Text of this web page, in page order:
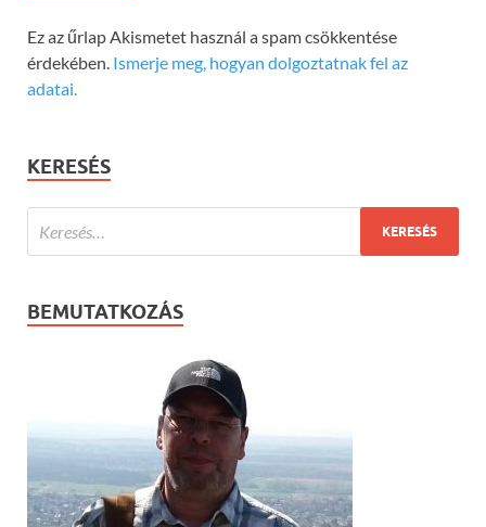
Ez az űrlap Akismetet használ a spam csökkentése
érdekében. Ismerje meg, hogyan dolgoztatnak fel az
adatai.
KERESÉS
BEMUTATKOZÁS